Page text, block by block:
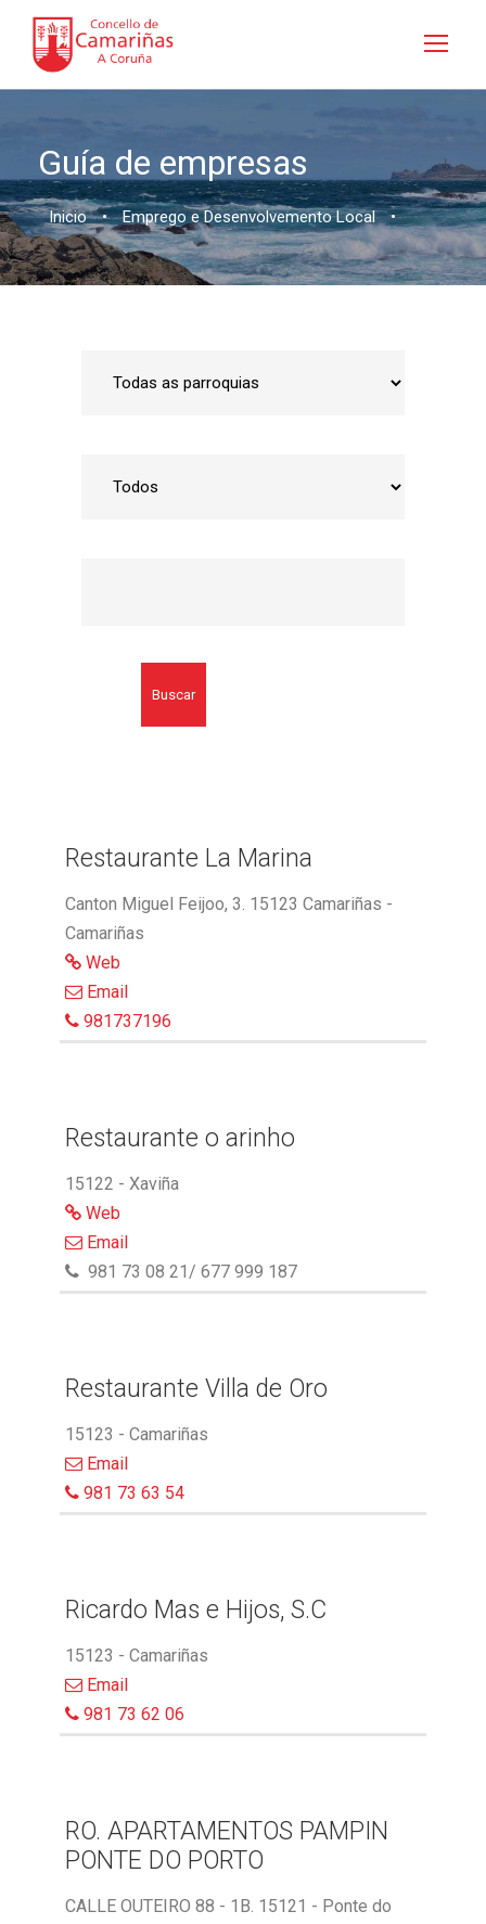
Guía de empresas
Inicio • Emprego e Desenvolvemento Local •
Buscar
Restaurante La Marina
Canton Miguel Feijoo, 3. 15123 Camariñas -
Camariñas
Web
Email
981737196
Restaurante o arinho
15122 - Xaviña
Web
Email
981 73 08 21/ 677 999 187
Restaurante Villa de Oro
15123 - Camariñas
Email
981 73 63 54
Ricardo Mas e Hijos, S.C
15123 - Camariñas
Email
981 73 62 06
RO. APARTAMENTOS PAMPIN
PONTE DO PORTO
CALLE OUTEIRO 88 - 1B. 15121 - Ponte do